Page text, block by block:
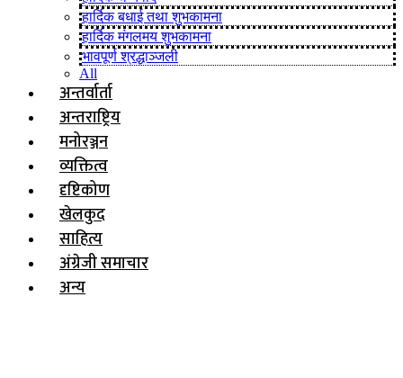
हार्दिक बधाई तथा शुभकामना
हार्दिक मंगलमय शुभकामना
भावपूर्ण श्रद्धाञ्जली
All
अन्तर्वार्ता
अन्तराष्ट्रिय
मनोरञ्जन
व्यक्तित्व
दृष्टिकोण
खेलकुद
साहित्य
अंग्रेजी समाचार
अन्य